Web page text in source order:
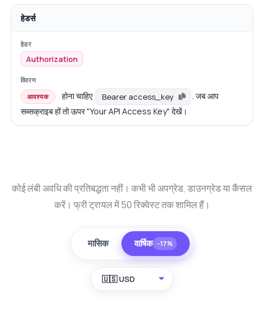
हेडर्स
Authorization
आवश्यक होना चाहिए Bearer access_key
. जब आप
सब्सक्राइब हों तो ऊपर "Your API Access Key" देखें।
कोई लंबी अवधि की प्रतिबद्धता नहीं। कभी भी अपग्रेड, डाउनग्रेड या कैंसल
करें। फ्री ट्रायल में 50 रिक्वेस्ट तक शामिल हैं।
मासिक वार्षिक −17%
🇺🇸 USD